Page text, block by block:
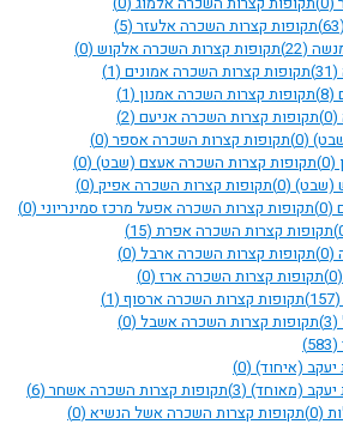
(63) תקופות קצרות השכרה אלעזר (5)
(22) תקופות קצרות השכרה אלקוש (0)
(31) תקופות קצרות השכרה אמונים (1)
(8) תקופות קצרות השכרה אמנון (1)
(0) תקופות קצרות השכרה אניעם (2)
(0) תקופות קצרות השכרה אספר (0)
(0) תקופות קצרות השכרה אעצם (שבט) (0)
(שבט) (0) תקופות קצרות השכרה אפיק (0)
(0) תקופות קצרות השכרה אפעל מרכז סמינריוני (0)
תקופות קצרות השכרה אפרת (15)
(0) תקופות קצרות השכרה ארבל (0)
(0) תקופות קצרות השכרה ארז (0)
(157) תקופות קצרות השכרה ארסוף (1)
(3) תקופות קצרות השכרה אשבל (0)
(583)
(איחוד) (0)
יעקב (מאוחד) (3) תקופות קצרות השכרה אשחר (6)
(0) תקופות קצרות השכרה אשל הנשיא (0)